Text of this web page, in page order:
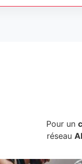
Pour un
réseau